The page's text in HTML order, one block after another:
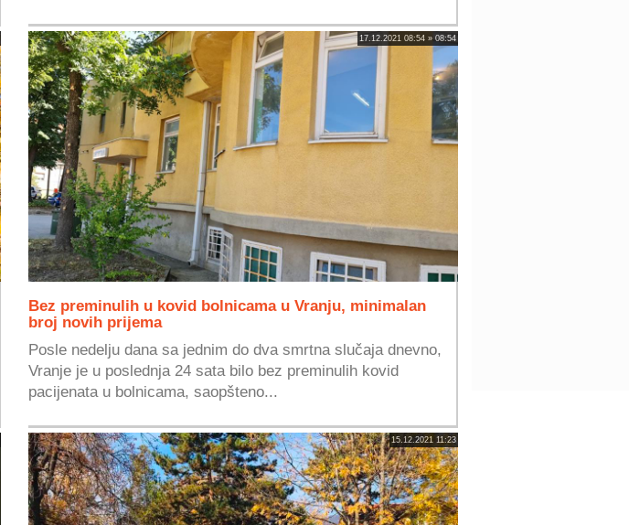
17.12.2021 08:54 » 08:54
Bez preminulih u kovid bolnicama u Vranju, minimalan
broj novih prijema
Posle nedelju dana sa jednim do dva smrtna slučaja dnevno,
Vranje je u poslednja 24 sata bilo bez preminulih kovid
pacijenata u bolnicama, saopšteno...
15.12.2021 11:23